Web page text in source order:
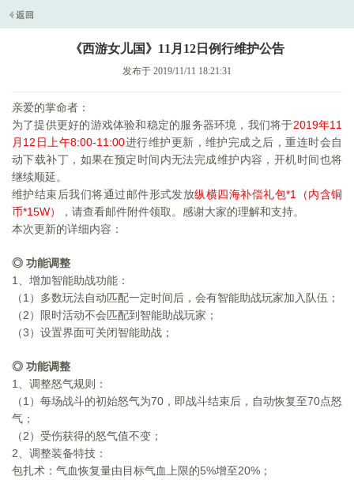
《西游女儿国》11月12日例行维护公告
发布于 2019/11/11 18:21:31
亲爱的掌命者：
为了提供更好的游戏体验和稳定的服务器环境，我们将于2019年11
月12日上午8:00-11:00进行维护更新，维护完成之后，重连时会自
动下载补丁，如果在预定时间内无法完成维护内容，开机时间也将
继续顺延。
维护结束后我们将通过邮件形式发放纵横四海补偿礼包*1（内含铜
币*15W）
，请查看邮件附件领取。感谢大家的理解和支持。
本次更新的详细内容：
◎ 功能调整
1
、增加智能助战功能：
（1）多数玩法自动匹配一定时间后，会有智能助战玩家加入队伍；
（2）限时活动不会匹配到智能助战玩家；
（3）设置界面可关闭智能助战；
◎ 功能调整
1
、调整怒气规则：
（1）每场战斗的初始怒气为70，即战斗结束后，自动恢复至70点怒
气；
（2）受伤获得的怒气值不变；
2 、调整装备特技：
包扎术：气血恢复量由目标气血上限的5%增至20%；